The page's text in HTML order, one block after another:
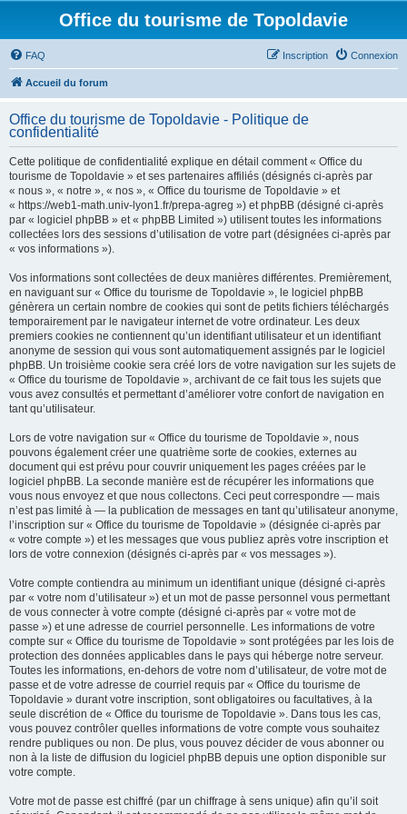
Office du tourisme de Topoldavie
FAQ Connexion
Inscription
Accueil du forum
Office du tourisme de Topoldavie - Politique de
confidentialité
Cette politique de confidentialité explique en détail comment « Office du
tourisme de Topoldavie » et ses partenaires affiliés (désignés ci-après par
« nous », « notre », « nos », « Office du tourisme de Topoldavie » et
« https://web1-math.univ-lyon1.fr/prepa-agreg ») et phpBB (désigné ci-après
par « logiciel phpBB » et « phpBB Limited ») utilisent toutes les informations
collectées lors des sessions d’utilisation de votre part (désignées ci-après par
« vos informations »).
Vos informations sont collectées de deux manières différentes. Premièrement,
en naviguant sur « Office du tourisme de Topoldavie », le logiciel phpBB
génèrera un certain nombre de cookies qui sont de petits fichiers téléchargés
temporairement par le navigateur internet de votre ordinateur. Les deux
premiers cookies ne contiennent qu’un identifiant utilisateur et un identifiant
anonyme de session qui vous sont automatiquement assignés par le logiciel
phpBB. Un troisième cookie sera créé lors de votre navigation sur les sujets de
« Office du tourisme de Topoldavie », archivant de ce fait tous les sujets que
vous avez consultés et permettant d’améliorer votre confort de navigation en
tant qu’utilisateur.
Lors de votre navigation sur « Office du tourisme de Topoldavie », nous
pouvons également créer une quatrième sorte de cookies, externes au
document qui est prévu pour couvrir uniquement les pages créées par le
logiciel phpBB. La seconde manière est de récupérer les informations que
vous nous envoyez et que nous collectons. Ceci peut correspondre — mais
n’est pas limité à — la publication de messages en tant qu’utilisateur anonyme,
l’inscription sur « Office du tourisme de Topoldavie » (désignée ci-après par
« votre compte ») et les messages que vous publiez après votre inscription et
lors de votre connexion (désignés ci-après par « vos messages »).
Votre compte contiendra au minimum un identifiant unique (désigné ci-après
par « votre nom d’utilisateur ») et un mot de passe personnel vous permettant
de vous connecter à votre compte (désigné ci-après par « votre mot de
passe ») et une adresse de courriel personnelle. Les informations de votre
compte sur « Office du tourisme de Topoldavie » sont protégées par les lois de
protection des données applicables dans le pays qui héberge notre serveur.
Toutes les informations, en-dehors de votre nom d’utilisateur, de votre mot de
passe et de votre adresse de courriel requis par « Office du tourisme de
Topoldavie » durant votre inscription, sont obligatoires ou facultatives, à la
seule discrétion de « Office du tourisme de Topoldavie ». Dans tous les cas,
vous pouvez contrôler quelles informations de votre compte vous souhaitez
rendre publiques ou non. De plus, vous pouvez décider de vous abonner ou
non à la liste de diffusion du logiciel phpBB depuis une option disponible sur
votre compte.
Votre mot de passe est chiffré (par un chiffrage à sens unique) afin qu’il soit